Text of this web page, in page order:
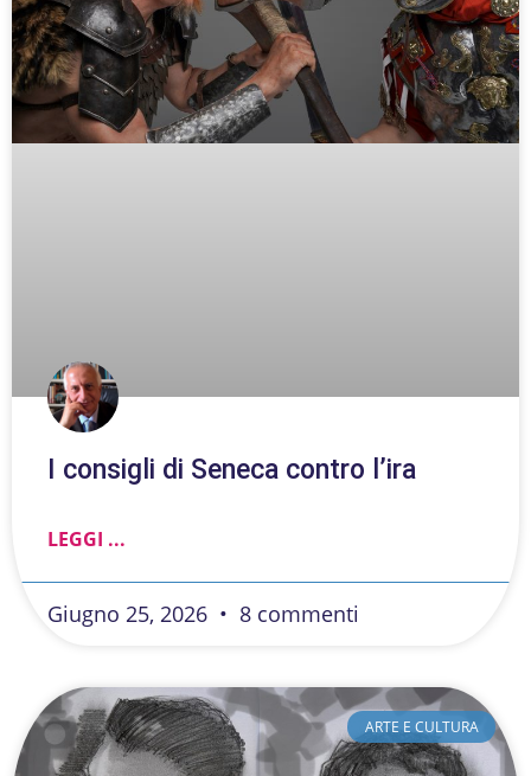
I consigli di Seneca contro l’ira
LEGGI ...
Giugno 25, 2026 8 commenti
ARTE E CULTURA